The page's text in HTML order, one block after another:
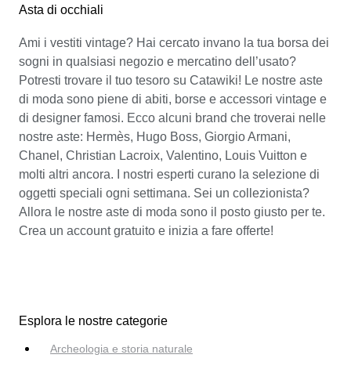
Asta di occhiali
Ami i vestiti vintage? Hai cercato invano la tua borsa dei
sogni in qualsiasi negozio e mercatino dell’usato?
Potresti trovare il tuo tesoro su Catawiki! Le nostre aste
di moda sono piene di abiti, borse e accessori vintage e
di designer famosi. Ecco alcuni brand che troverai nelle
nostre aste: Hermès, Hugo Boss, Giorgio Armani,
Chanel, Christian Lacroix, Valentino, Louis Vuitton e
molti altri ancora. I nostri esperti curano la selezione di
oggetti speciali ogni settimana. Sei un collezionista?
Allora le nostre aste di moda sono il posto giusto per te.
Crea un account gratuito e inizia a fare offerte!
Esplora le nostre categorie
Archeologia e storia naturale